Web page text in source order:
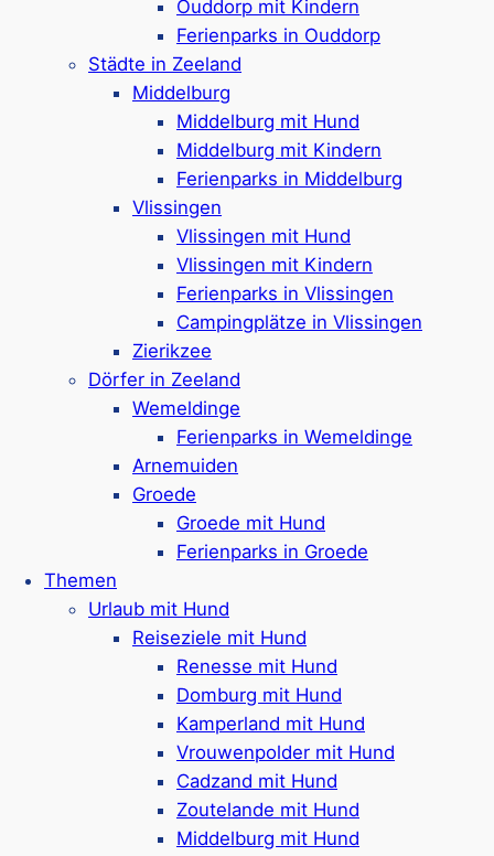
Ouddorp mit Kindern
Ferienparks in Ouddorp
Städte in Zeeland
Middelburg
Middelburg mit Hund
Middelburg mit Kindern
Ferienparks in Middelburg
Vlissingen
Vlissingen mit Hund
Vlissingen mit Kindern
Ferienparks in Vlissingen
Campingplätze in Vlissingen
Zierikzee
Dörfer in Zeeland
Wemeldinge
Ferienparks in Wemeldinge
Arnemuiden
Groede
Groede mit Hund
Ferienparks in Groede
Themen
Urlaub mit Hund
Reiseziele mit Hund
Renesse mit Hund
Domburg mit Hund
Kamperland mit Hund
Vrouwenpolder mit Hund
Cadzand mit Hund
Zoutelande mit Hund
Middelburg mit Hund
optional mit Sauna ausgestattet
In einigen der Häuser sind Hunde erlaubt
(bis zu 2 pro Unterkunft)
Einige Ferienunterkünfte haben einen
offenen Kamin
Hallenbad mit 54 Meter langer Rutsche im
Animationsprogramm & Kidsclub,
Radverleih & mehr
Der Park liegt direkt am Grevelingenmeer
Ca. 10 km bis zum Brouwersdam-Strand
Google Rezensionen:4,2/5 Sterne(2450+
Bewertungen)
Mehr ansehen*
Duinpark ‚t Hof van Haamstede
Ferienpark in Burgh-Haamstede,
von Renesse entfernt
Ferienhäuser für 4-10 Personen, optional
In einigen Ferienhäusern sind Hunde
willkommen ((max. 2 pro Haus)
Freibad im Park
(von. 1. Mai bis 1.
September geöffnet)
Spiel- & Sportplätze, Bowling,
Restaurants
& Radverleih